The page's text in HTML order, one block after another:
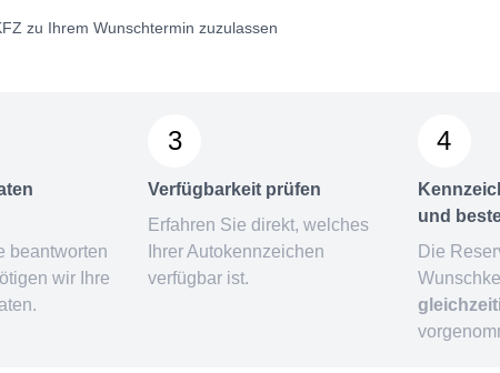
zu Ihrem Wunschtermin zuzulassen
beantworten
wir Ihre
3
Verfügbarkeit prüfen
Erfahren Sie direkt, welches
Ihrer Autokennzeichen
verfügbar ist.
4
und
Die